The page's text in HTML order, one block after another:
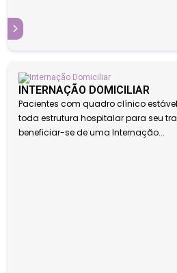
INTERNAÇÃO DOMICILIAR
Pacientes com quadro clínico
toda estrutura hospitalar para seu
beneficiar-se de uma Internação...